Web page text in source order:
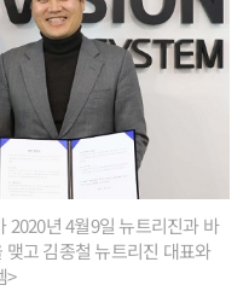
2020년 4월9일 뉴트리진과 바
고 김종철 뉴트리진 대표와
>